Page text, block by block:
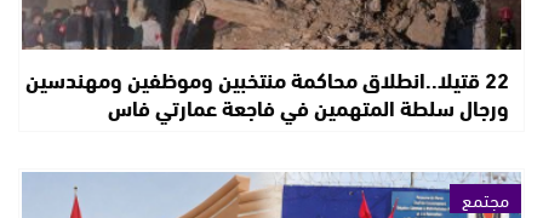
22 قتيلا..انطلاق محاكمة منتخبين وموظفين ومهندسين
ورجال سلطة المتهمين في فاجعة عمارتي فاس
مجتمع